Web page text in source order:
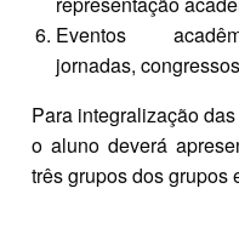
Eventos
jornadas,
Para integralização
o aluno deverá
três grupos dos grupos